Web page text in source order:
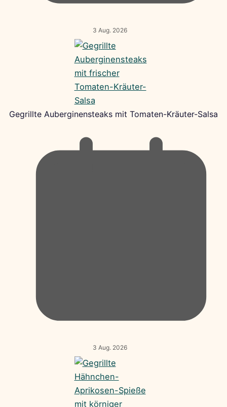
3 Aug. 2026
Gegrillte Auberginensteaks mit Tomaten-Kräuter-Salsa
3 Aug. 2026